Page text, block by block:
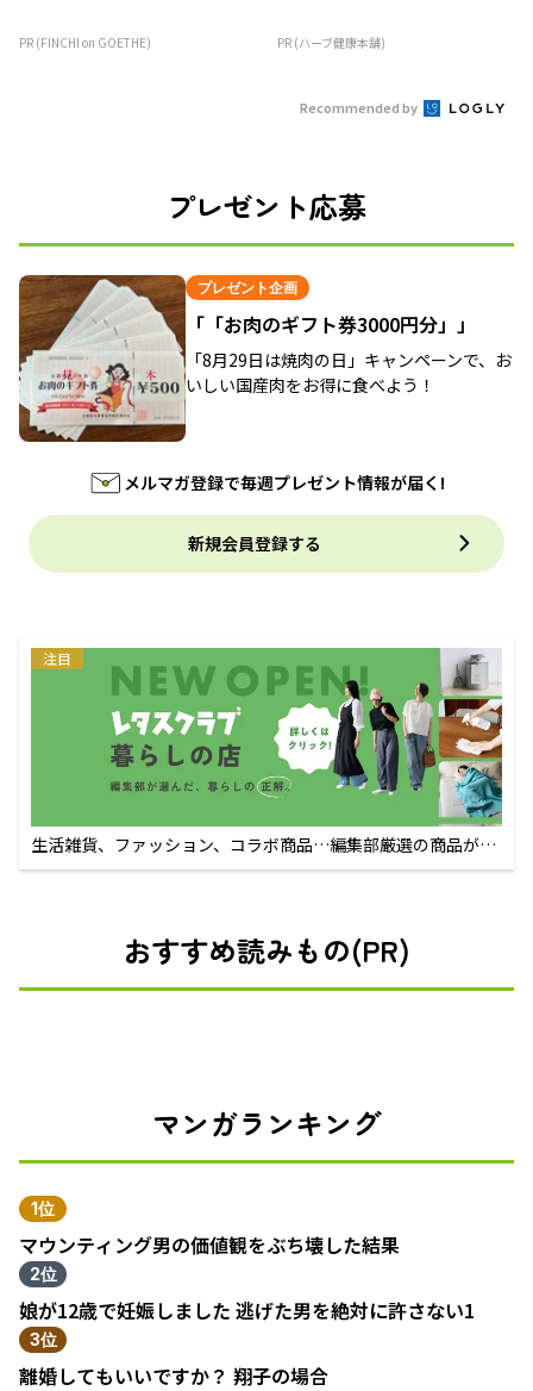
PR (FINCHI on GOETHE) PR (ハーブ健康本舗)
Recommended by
プレゼント応募
プレゼント企画
「「お肉のギフト券3000円分」」
「8月29日は焼肉の日」キャンペーンで、お
いしい国産肉をお得に食べよう！
メルマガ登録で毎週プレゼント情報が届く!
新規会員登録する
注目
生活雑貨、ファッション、コラボ商品…編集部厳選の商品が買
えるECサイト
おすすめ読みもの(PR)
マンガランキング
1位
マウンティング男の価値観をぶち壊した結果
2位
娘が12歳で妊娠しました 逃げた男を絶対に許さない1
3位
離婚してもいいですか？ 翔子の場合